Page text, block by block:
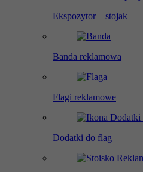
Ekspozytor – stojak
Banda reklamowa
Flagi reklamowe
Dodatki do flag